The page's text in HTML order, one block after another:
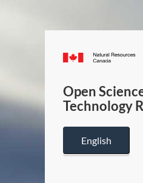
Open
Technology
English